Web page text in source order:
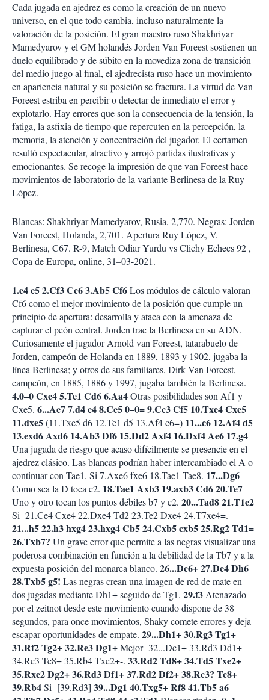
m
p
a
t
i
r
Cada jugada en ajedrez es como la creación de un nuevo
universo, en el que todo cambia, incluso naturalmente la
valoración de la posición. El gran maestro ruso Shakhriyar
Mamedyarov y el GM holandés Jorden Van Foreest sostienen un
duelo equilibrado y de súbito en la movediza zona de transición
del medio juego al final, el ajedrecista ruso hace un movimiento
en apariencia natural y su posición se fractura. La virtud de Van
Foreest estriba en percibir o detectar de inmediato el error y
explotarlo. Hay errores que son la consecuencia de la tensión, la
fatiga, la asfixia de tiempo que repercuten en la percepción, la
memoria, la atención y concentración del jugador. El certamen
resultó espectacular, atractivo y arrojó partidas ilustrativas y
emocionantes. Se recoge la impresión de que van Foreest hace
movimientos de laboratorio de la variante Berlinesa de la Ruy
López.
Blancas: Shakhriyar Mamedyarov, Rusia, 2,770. Negras: Jorden
Van Foreest, Holanda, 2,701. Apertura Ruy López, V.
Berlinesa, C67. R-9, Match Odiar Yurdu vs Clichy Echecs 92 ,
Copa de Europa, online, 31–03-2021.
1.e4 e5 2.Cf3 Cc6 3.Ab5 Cf6Los módulos de cálculo valoran
Cf6 como el mejor movimiento de la posición que cumple un
principio de apertura: desarrolla y ataca con la amenaza de
capturar el peón central. Jorden trae la Berlinesa en su ADN.
Curiosamente el jugador Arnold van Foreest, tatarabuelo de
Jorden, campeón de Holanda en 1889, 1893 y 1902, jugaba la
línea Berlinesa; y otros de sus familiares, Dirk Van Foreest,
campeón, en 1885, 1886 y 1997, jugaba también la Berlinesa.
4.0–0 Cxe4 5.Te1 Cd6 6.Aa4Otras posibilidades son Af1 y
Cxe5. 6...Ae7 7.d4 e4 8.Ce5 0–0= 9.Cc3 Cf5 10.Txe4 Cxe5
11.dxe5(11.Txe5 d6 12.Te1 d5 13.Af4 c6=) 11...c6 12.Af4 d5
13.exd6 Axd6 14.Ab3 Df6 15.Dd2 Axf4 16.Dxf4 Ae6 17.g4
Una jugada de riesgo que acaso difícilmente se presencie en el
ajedrez clásico. Las blancas podrían haber intercambiado el A o
continuar con Tae1. Si 7.Axe6 fxe6 18.Tae1 Tae8. 17...Dg6
Como sea la D toca c2. 18.Tae1 Axb3 19.axb3 Cd6 20.Te7
Uno y otro tocan los puntos débiles b7 y c2. 20...Tad8 21.T1e2
Si 21.Ce4 Cxe4 22.Dxe4 Td2 23.Te2 Dxe4 24.T7xe4=.
21...h5 22.h3 hxg4 23.hxg4 Cb5 24.Cxb5 cxb5 25.Rg2 Td1=
26.Txb7? Un grave error que permite a las negras visualizar una
poderosa combinación en función a la debilidad de la Tb7 y a la
expuesta posición del monarca blanco. 26...Dc6+ 27.De4 Dh6
28.Txb5 g5! Las negras crean una imagen de red de mate en
dos jugadas mediante Dh1+ seguido de Tg1. 29.f3 Atenazado
por el zeitnot desde este movimiento cuando dispone de 38
segundos, para once movimientos, Shaky comete errores y deja
escapar oportunidades de empate. 29...Dh1+ 30.Rg3 Tg1+
31.Rf2 Tg2+ 32.Re3 Dg1+Mejor 32...Dc1+ 33.Rd3 Dd1+
34.Rc3 Tc8+ 35.Rb4 Txe2+-. 33.Rd2 Td8+ 34.Td5 Txe2+
35.Rxe2 Dg2+ 36.Rd3 Df1+ 37.Rd2 Df2+ 38.Rc3? Tc8+
39.Rb4Si [39.Rd3] 39...Dg1 40.Txg5+ Rf8 41.Tb5 a6